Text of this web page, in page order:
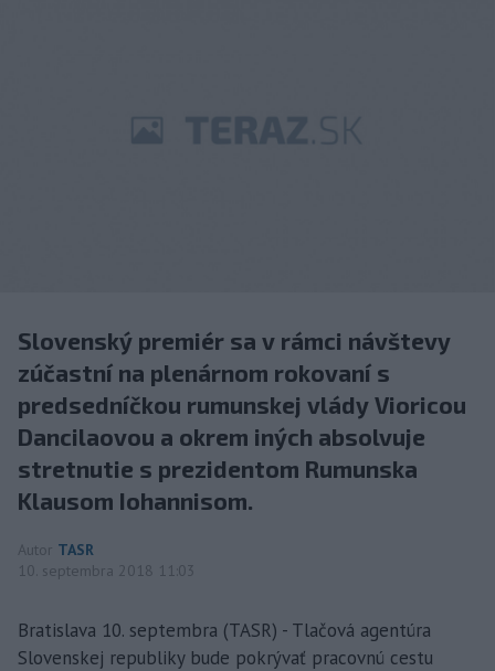
Slovenský premiér sa v rámci návštevy
zúčastní na plenárnom rokovaní s
predsedníčkou rumunskej vlády Vioricou
Dancilaovou a okrem iných absolvuje
stretnutie s prezidentom Rumunska
Klausom Iohannisom.
Autor TASR
10. septembra 2018 11:03
Bratislava 10. septembra (TASR) - Tlačová agentúra
Slovenskej republiky bude pokrývať pracovnú cestu